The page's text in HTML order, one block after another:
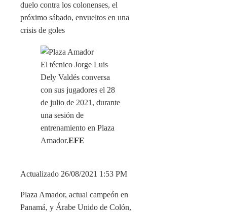
duelo contra los colonenses, el
próximo sábado, envueltos en una
crisis de goles
El técnico Jorge Luis
Dely Valdés conversa
con sus jugadores el 28
de julio de 2021, durante
una sesión de
entrenamiento en Plaza
Amador.EFE
Actualizado 26/08/2021 1:53 PM
Plaza Amador, actual campeón en
Panamá, y Árabe Unido de Colón,